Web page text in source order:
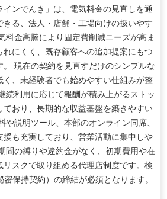
インでんき」は、電気料金の見直しを通
きる、法人・店舗・工場向けの扱いやす
料金高騰により固定費削減ニーズが高ま
れにくく、既存顧客への追加提案にもつ
。 現在の契約を見直すだけのシンプルな
、未経験者でも始めやすい仕組みが整
続利用に応じて報酬が積み上がるストッ
ており、長期的な収益基盤を築きやすい
や説明ツール、本部のオンライン同席、
援も充実しており、営業活動に集中しや
間の縛りや違約金がなく、初期費用や在
リスクで取り組める代理店制度です。検
保持契約）の締結が必須となります。